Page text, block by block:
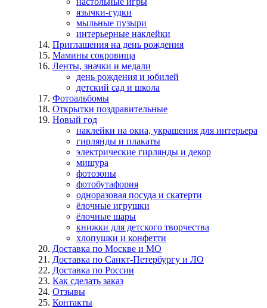
язычки-гудки
мыльные пузыри
интерьерные наклейки
Приглашения на день рождения
Мамины сокровища
Ленты, значки и медали
день рождения и юбилей
детский сад и школа
Фотоальбомы
Открытки поздравительные
Новый год
наклейки на окна, украшения для интерьера
гирлянды и плакаты
электрические гирлянды и декор
мишура
фотозоны
фотобутафория
одноразовая посуда и скатерти
ёлочные игрушки
ёлочные шары
книжки для детского творчества
хлопушки и конфетти
Доставка по Москве и МО
Доставка по Санкт-Петербургу и ЛО
Доставка по России
Как сделать заказ
Отзывы
Контакты